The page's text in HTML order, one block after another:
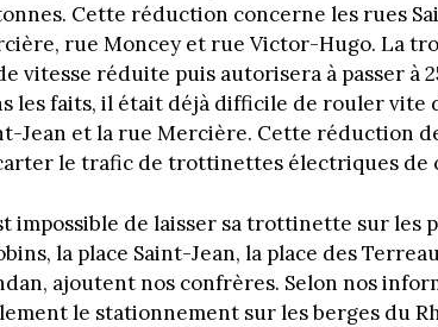
Cette réduction concerne les rues
rue Moncey et rue Victor-Hugo. La
vitesse réduite puis autorisera à passer à
les faits, il était déjà difficile de rouler vite
Jean et la rue Mercière. Cette réduction
le trafic de trottinettes électriques de
impossible de laisser sa trottinette sur les
la place Saint-Jean, la place des
ajoutent nos confrères. Selon nos
le stationnement sur les berges du